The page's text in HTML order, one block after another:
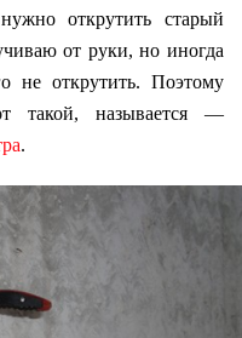
открутить старый
от руки, но иногда
не открутить. Поэтому
такой, называется —
.